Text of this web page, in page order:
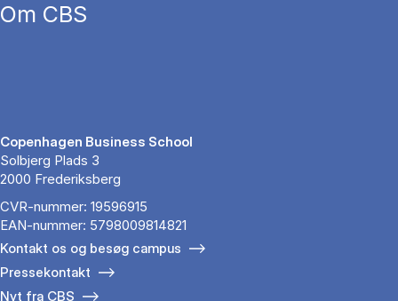
Om CBS
Copenhagen Business School
Solbjerg Plads 3
2000 Frederiksberg
CVR-nummer: 19596915
EAN-nummer: 5798009814821
Kontakt os og besøg campus
Pressekontakt
Nyt fra CBS